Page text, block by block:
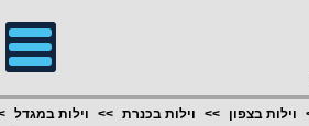
וילות בצפון וילות בכנרת וילות במגדל